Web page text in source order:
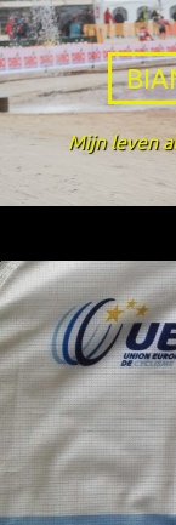
Mijn leven